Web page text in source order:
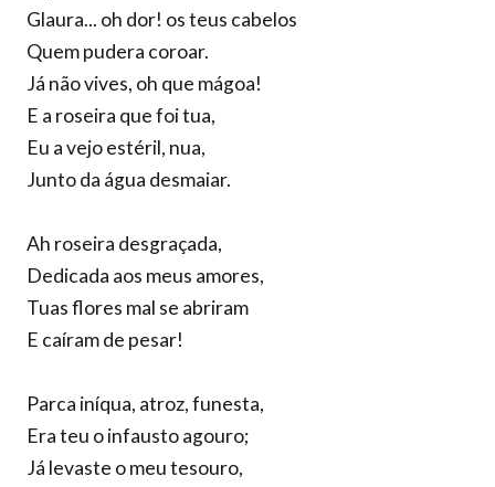
Glaura... oh dor! os teus cabelos
Quem pudera coroar.
Já não vives, oh que mágoa!
E a roseira que foi tua,
Eu a vejo estéril, nua,
Junto da água desmaiar.
Ah roseira desgraçada,
Dedicada aos meus amores,
Tuas flores mal se abriram
E caíram de pesar!
Parca iníqua, atroz, funesta,
Era teu o infausto agouro;
Já levaste o meu tesouro,